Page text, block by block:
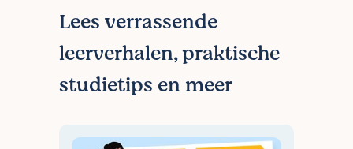
Lees verrassende
leerverhalen, praktische
studietips en meer